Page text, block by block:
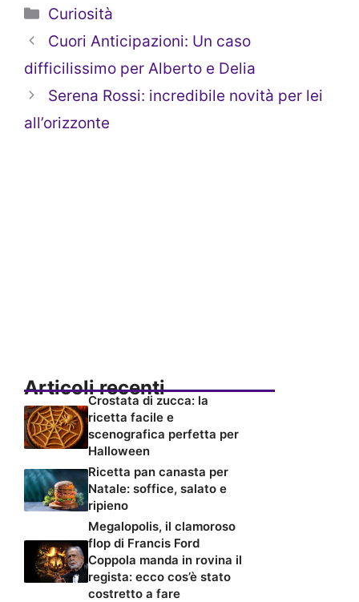
Categorie
Curiosità
Cuori Anticipazioni: Un caso
difficilissimo per Alberto e Delia
Serena Rossi: incredibile novità per lei
all’orizzonte
Articoli recenti
Crostata di zucca: la
ricetta facile e
scenografica perfetta per
Halloween
Ricetta pan canasta per
Natale: soffice, salato e
ripieno
Megalopolis, il clamoroso
flop di Francis Ford
Coppola manda in rovina il
regista: ecco cos’è stato
costretto a fare